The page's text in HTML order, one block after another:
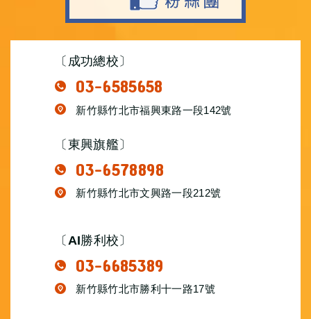
〔成功總校〕
03-6585658
新竹縣竹北市福興東路一段142號
〔東興旗艦〕
03-6578898
新竹縣竹北市文興路一段212號
〔AI勝利校〕
03-6685389
新竹縣竹北市勝利十一路17號